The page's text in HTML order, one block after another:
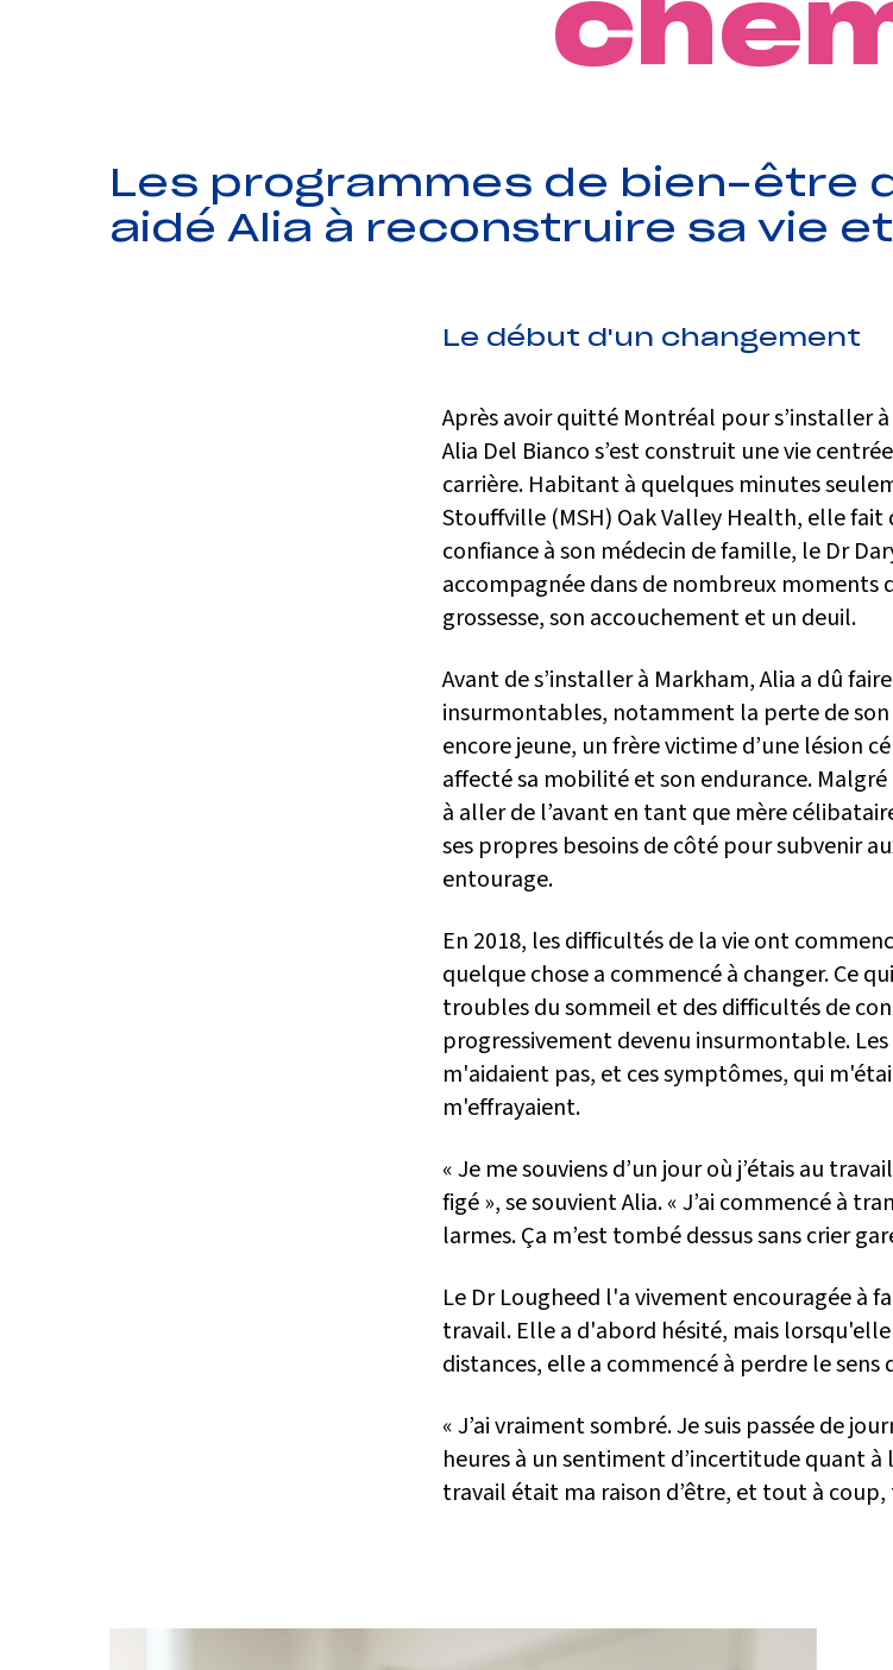
Les programmes de bien-être
aidé Alia à reconstruire sa vie
Le début d'un changement
Après avoir quitté Montréal pour s’installer à
Alia Del Bianco s’est construit une vie
carrière. Habitant à quelques minutes
Stouffville (MSH) Oak Valley Health, elle
confiance à son médecin de famille, le Dr
accompagnée dans de nombreux moments
grossesse, son accouchement et un deuil.
Avant de s’installer à Markham, Alia a dû
insurmontables, notamment la perte de
encore jeune, un frère victime d’une lésion
affecté sa mobilité et son endurance.
à aller de l’avant en tant que mère
ses propres besoins de côté pour subvenir
entourage.
En 2018, les difficultés de la vie ont
quelque chose a commencé à changer. Ce
troubles du sommeil et des difficultés de
progressivement devenu insurmontable.
m'aidaient pas, et ces symptômes, qui
m'effrayaient.
« Je me souviens d’un jour où j’étais au
figé », se souvient Alia. « J’ai commencé à
larmes. Ça m’est tombé dessus sans crier
Le Dr Lougheed l'a vivement encouragée à
travail. Elle a d'abord hésité, mais
distances, elle a commencé à perdre le sens
« J’ai vraiment sombré. Je suis passée de
heures à un sentiment d’incertitude quant à
travail était ma raison d’être, et tout à coup,